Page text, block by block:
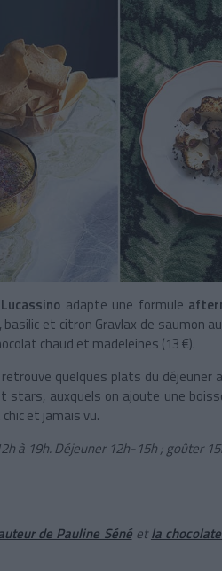
adapte une formule
basilic et citron Gravlax de saumon
chaud et madeleines (13 €).
quelques plats du déjeuner
stars, auxquels on ajoute une
et jamais vu.
à 19h. Déjeuner 12h-15h ; goûter
de Pauline Sénéetla